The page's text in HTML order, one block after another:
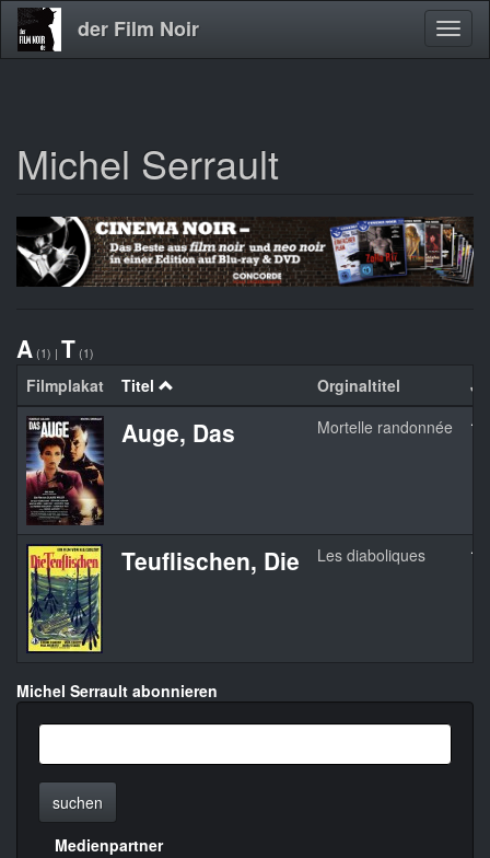
Direkt
zum
der Film Noir
Michel Serrault
A (1) | T (1)
Filmplakat Titel Orginaltitel
Auge, Das Mortelle randonnée
Teuflischen, Die Les diaboliques
Michel Serrault abonnieren
suchen
Medienpartner